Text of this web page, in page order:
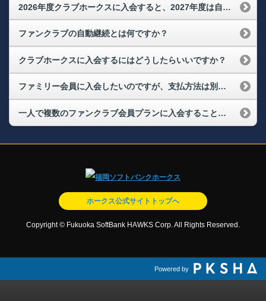
2026年度クラブホークスに入会すると、2027年度は自動継続になりますか？
ファンクラブの自動継続とは何ですか？
クラブホークスに入会するにはどうしたらいいですか？
ファミリー会員に入会したいのですが、支払方法は別々ですか？
一人で複数のファンクラブ会員プランに入会することは可能ですか？
ホークス公式サイトトップへ
Copyright © Fukuoka SoftBank HAWKS Corp. All Rights Reserved.
Powered by